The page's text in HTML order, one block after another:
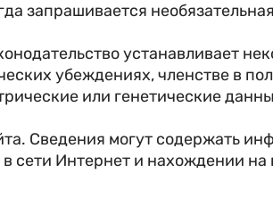
запрашивается
устанавливает
убеждениях, членстве в
или генетические
Сведения могут содержать
сети Интернет и нахождении на